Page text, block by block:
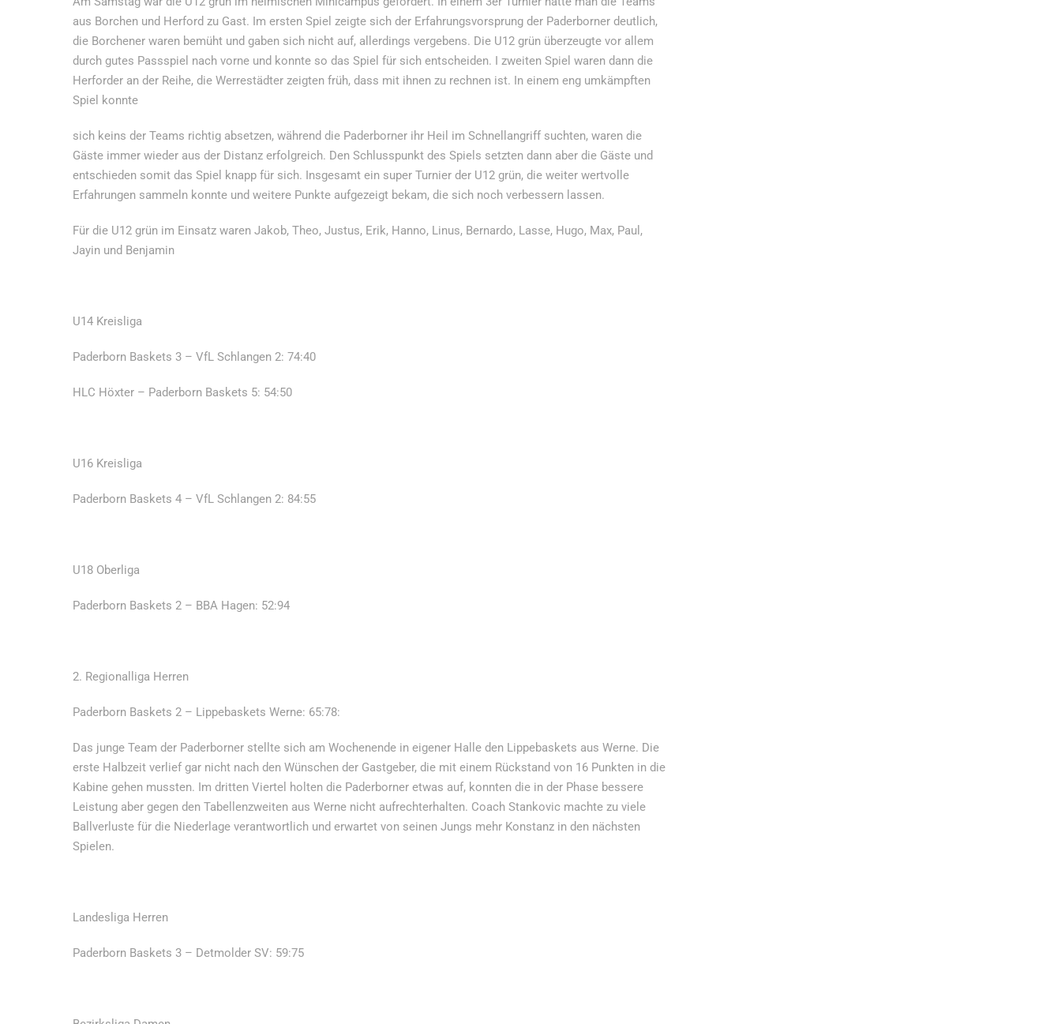
aus Borchen und Herford zu Gast. Im ersten Spiel zeigte sich der Erfahrungsvorsprung der Paderborner deutlich,
die Borchener waren bemüht und gaben sich nicht auf, allerdings vergebens. Die U12 grün überzeugte vor allem
durch gutes Passspiel nach vorne und konnte so das Spiel für sich entscheiden. I zweiten Spiel waren dann die
Herforder an der Reihe, die Werrestädter zeigten früh, dass mit ihnen zu rechnen ist. In einem eng umkämpften
Spiel konnte
sich keins der Teams richtig absetzen, während die Paderborner ihr Heil im Schnellangriff suchten, waren die
Gäste immer wieder aus der Distanz erfolgreich. Den Schlusspunkt des Spiels setzten dann aber die Gäste und
entschieden somit das Spiel knapp für sich. Insgesamt ein super Turnier der U12 grün, die weiter wertvolle
Erfahrungen sammeln konnte und weitere Punkte aufgezeigt bekam, die sich noch verbessern lassen.
Für die U12 grün im Einsatz waren Jakob, Theo, Justus, Erik, Hanno, Linus, Bernardo, Lasse, Hugo, Max, Paul,
Jayin und Benjamin
U14 Kreisliga
Paderborn Baskets 3 – VfL Schlangen 2: 74:40
HLC Höxter – Paderborn Baskets 5: 54:50
U16 Kreisliga
Paderborn Baskets 4 – VfL Schlangen 2: 84:55
U18 Oberliga
Paderborn Baskets 2 – BBA Hagen: 52:94
2. Regionalliga Herren
Paderborn Baskets 2 – Lippebaskets Werne: 65:78:
Das junge Team der Paderborner stellte sich am Wochenende in eigener Halle den Lippebaskets aus Werne. Die
erste Halbzeit verlief gar nicht nach den Wünschen der Gastgeber, die mit einem Rückstand von 16 Punkten in die
Kabine gehen mussten. Im dritten Viertel holten die Paderborner etwas auf, konnten die in der Phase bessere
Leistung aber gegen den Tabellenzweiten aus Werne nicht aufrechterhalten. Coach Stankovic machte zu viele
Ballverluste für die Niederlage verantwortlich und erwartet von seinen Jungs mehr Konstanz in den nächsten
Spielen.
Landesliga Herren
Paderborn Baskets 3 – Detmolder SV: 59:75